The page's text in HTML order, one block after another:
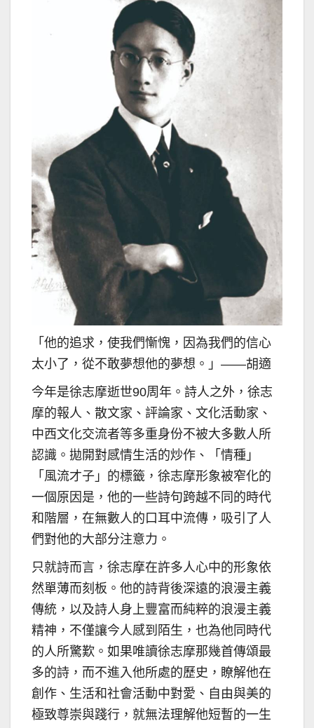
「他的追求，使我們慚愧，因為我們的信心
太小了，從不敢夢想他的夢想。」——胡適
今年是徐志摩逝世90周年。詩人之外，徐志
摩的報人、散文家、評論家、文化活動家、
中西文化交流者等多重身份不被大多數人所
認識。拋開對感情生活的炒作、「情種」
「風流才子」的標籤，徐志摩形象被窄化的
一個原因是，他的一些詩句跨越不同的時代
和階層，在無數人的口耳中流傳，吸引了人
們對他的大部分注意力。
只就詩而言，徐志摩在許多人心中的形象依
然單薄而刻板。他的詩背後深遠的浪漫主義
傳統，以及詩人身上豐富而純粹的浪漫主義
精神，不僅讓今人感到陌生，也為他同時代
的人所驚歎。如果唯讀徐志摩那幾首傳頌最
多的詩，而不進入他所處的歷史，瞭解他在
創作、生活和社會活動中對愛、自由與美的
極致尊崇與踐行，就無法理解他短暫的一生